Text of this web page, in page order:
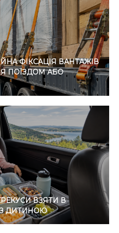
ФІКСАЦІЯ ВАНТАЖІВ
ПОЇЗДОМ АБО
ВЗЯТИ В
ДИТИНОЮ